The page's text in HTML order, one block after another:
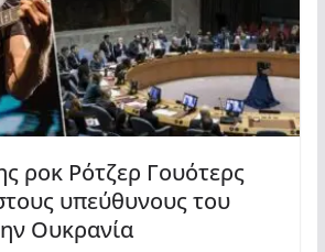
ροκ Ρότζερ Γουότερς
υπεύθυνους του
Ουκρανία